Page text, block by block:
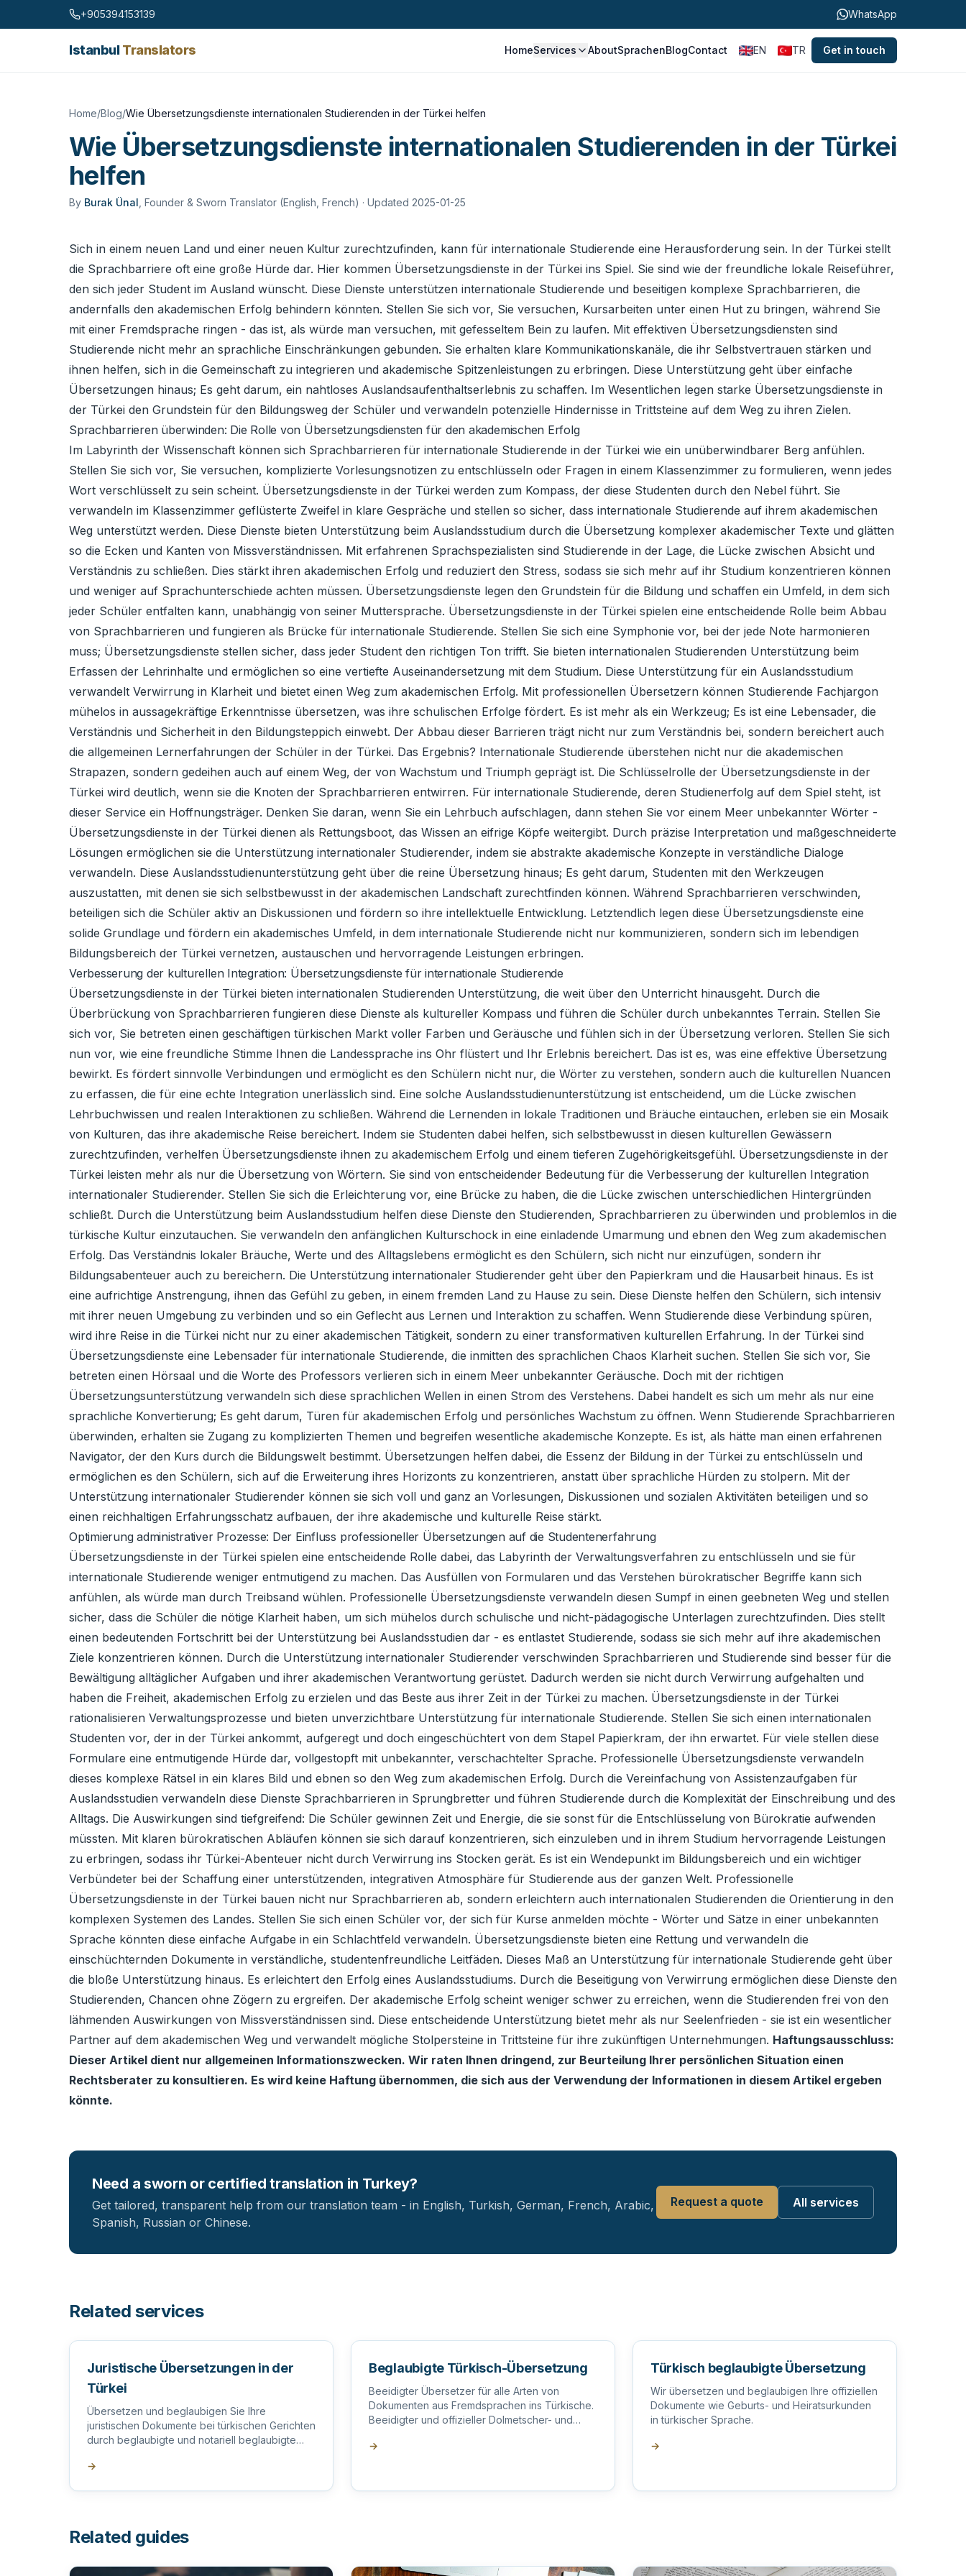
Skip to content +905394153139 WhatsApp
IstanbulTranslators HomeServices AboutSprachenBlogContact EN TR Get in touch
Home/Blog/Wie Übersetzungsdienste internationalen Studierenden in der Türkei helfen
Wie Übersetzungsdienste internationalen Studierenden in der Türkei
helfen
By Burak Ünal Founder & Sworn Translator (English, French) · Updated 2025-01-25
Sich in einem neuen Land und einer neuen Kultur zurechtzufinden, kann für internationale Studierende eine Herausforderung sein. In der Türkei stellt
die Sprachbarriere oft eine große Hürde dar. Hier kommen Übersetzungsdienste in der Türkei ins Spiel. Sie sind wie der freundliche lokale Reiseführer,
den sich jeder Student im Ausland wünscht. Diese Dienste unterstützen internationale Studierende und beseitigen komplexe Sprachbarrieren, die
andernfalls den akademischen Erfolg behindern könnten. Stellen Sie sich vor, Sie versuchen, Kursarbeiten unter einen Hut zu bringen, während Sie
mit einer Fremdsprache ringen - das ist, als würde man versuchen, mit gefesseltem Bein zu laufen. Mit effektiven Übersetzungsdiensten sind
Studierende nicht mehr an sprachliche Einschränkungen gebunden. Sie erhalten klare Kommunikationskanäle, die ihr Selbstvertrauen stärken und
ihnen helfen, sich in die Gemeinschaft zu integrieren und akademische Spitzenleistungen zu erbringen. Diese Unterstützung geht über einfache
Übersetzungen hinaus; Es geht darum, ein nahtloses Auslandsaufenthaltserlebnis zu schaffen. Im Wesentlichen legen starke Übersetzungsdienste in
der Türkei den Grundstein für den Bildungsweg der Schüler und verwandeln potenzielle Hindernisse in Trittsteine ​​auf dem Weg zu ihren Zielen.
Sprachbarrieren überwinden: Die Rolle von Übersetzungsdiensten für den akademischen Erfolg
Im Labyrinth der Wissenschaft können sich Sprachbarrieren für internationale Studierende in der Türkei wie ein unüberwindbarer Berg anfühlen.
Stellen Sie sich vor, Sie versuchen, komplizierte Vorlesungsnotizen zu entschlüsseln oder Fragen in einem Klassenzimmer zu formulieren, wenn jedes
Wort verschlüsselt zu sein scheint. Übersetzungsdienste in der Türkei werden zum Kompass, der diese Studenten durch den Nebel führt. Sie
verwandeln im Klassenzimmer geflüsterte Zweifel in klare Gespräche und stellen so sicher, dass internationale Studierende auf ihrem akademischen
Weg unterstützt werden. Diese Dienste bieten Unterstützung beim Auslandsstudium durch die Übersetzung komplexer akademischer Texte und glätten
so die Ecken und Kanten von Missverständnissen. Mit erfahrenen Sprachspezialisten sind Studierende in der Lage, die Lücke zwischen Absicht und
Verständnis zu schließen. Dies stärkt ihren akademischen Erfolg und reduziert den Stress, sodass sie sich mehr auf ihr Studium konzentrieren können
und weniger auf Sprachunterschiede achten müssen. Übersetzungsdienste legen den Grundstein für die Bildung und schaffen ein Umfeld, in dem sich
jeder Schüler entfalten kann, unabhängig von seiner Muttersprache. Übersetzungsdienste in der Türkei spielen eine entscheidende Rolle beim Abbau
von Sprachbarrieren und fungieren als Brücke für internationale Studierende. Stellen Sie sich eine Symphonie vor, bei der jede Note harmonieren
muss; Übersetzungsdienste stellen sicher, dass jeder Student den richtigen Ton trifft. Sie bieten internationalen Studierenden Unterstützung beim
Erfassen der Lehrinhalte und ermöglichen so eine vertiefte Auseinandersetzung mit dem Studium. Diese Unterstützung für ein Auslandsstudium
verwandelt Verwirrung in Klarheit und bietet einen Weg zum akademischen Erfolg. Mit professionellen Übersetzern können Studierende Fachjargon
mühelos in aussagekräftige Erkenntnisse übersetzen, was ihre schulischen Erfolge fördert. Es ist mehr als ein Werkzeug; Es ist eine Lebensader, die
Verständnis und Sicherheit in den Bildungsteppich einwebt. Der Abbau dieser Barrieren trägt nicht nur zum Verständnis bei, sondern bereichert auch
die allgemeinen Lernerfahrungen der Schüler in der Türkei. Das Ergebnis? Internationale Studierende überstehen nicht nur die akademischen
Strapazen, sondern gedeihen auch auf einem Weg, der von Wachstum und Triumph geprägt ist. Die Schlüsselrolle der Übersetzungsdienste in der
Türkei wird deutlich, wenn sie die Knoten der Sprachbarrieren entwirren. Für internationale Studierende, deren Studienerfolg auf dem Spiel steht, ist
dieser Service ein Hoffnungsträger. Denken Sie daran, wenn Sie ein Lehrbuch aufschlagen, dann stehen Sie vor einem Meer unbekannter Wörter -
Übersetzungsdienste in der Türkei dienen als Rettungsboot, das Wissen an eifrige Köpfe weitergibt. Durch präzise Interpretation und maßgeschneiderte
Lösungen ermöglichen sie die Unterstützung internationaler Studierender, indem sie abstrakte akademische Konzepte in verständliche Dialoge
verwandeln. Diese Auslandsstudienunterstützung geht über die reine Übersetzung hinaus; Es geht darum, Studenten mit den Werkzeugen
auszustatten, mit denen sie sich selbstbewusst in der akademischen Landschaft zurechtfinden können. Während Sprachbarrieren verschwinden,
beteiligen sich die Schüler aktiv an Diskussionen und fördern so ihre intellektuelle Entwicklung. Letztendlich legen diese Übersetzungsdienste eine
solide Grundlage und fördern ein akademisches Umfeld, in dem internationale Studierende nicht nur kommunizieren, sondern sich im lebendigen
Bildungsbereich der Türkei vernetzen, austauschen und hervorragende Leistungen erbringen.
Verbesserung der kulturellen Integration: Übersetzungsdienste für internationale Studierende
Übersetzungsdienste in der Türkei bieten internationalen Studierenden Unterstützung, die weit über den Unterricht hinausgeht. Durch die
Überbrückung von Sprachbarrieren fungieren diese Dienste als kultureller Kompass und führen die Schüler durch unbekanntes Terrain. Stellen Sie
sich vor, Sie betreten einen geschäftigen türkischen Markt voller Farben und Geräusche und fühlen sich in der Übersetzung verloren. Stellen Sie sich
nun vor, wie eine freundliche Stimme Ihnen die Landessprache ins Ohr flüstert und Ihr Erlebnis bereichert. Das ist es, was eine effektive Übersetzung
bewirkt. Es fördert sinnvolle Verbindungen und ermöglicht es den Schülern nicht nur, die Wörter zu verstehen, sondern auch die kulturellen Nuancen
zu erfassen, die für eine echte Integration unerlässlich sind. Eine solche Auslandsstudienunterstützung ist entscheidend, um die Lücke zwischen
Lehrbuchwissen und realen Interaktionen zu schließen. Während die Lernenden in lokale Traditionen und Bräuche eintauchen, erleben sie ein Mosaik
von Kulturen, das ihre akademische Reise bereichert. Indem sie Studenten dabei helfen, sich selbstbewusst in diesen kulturellen Gewässern
zurechtzufinden, verhelfen Übersetzungsdienste ihnen zu akademischem Erfolg und einem tieferen Zugehörigkeitsgefühl. Übersetzungsdienste in der
Türkei leisten mehr als nur die Übersetzung von Wörtern. Sie sind von entscheidender Bedeutung für die Verbesserung der kulturellen Integration
internationaler Studierender. Stellen Sie sich die Erleichterung vor, eine Brücke zu haben, die die Lücke zwischen unterschiedlichen Hintergründen
schließt. Durch die Unterstützung beim Auslandsstudium helfen diese Dienste den Studierenden, Sprachbarrieren zu überwinden und problemlos in die
türkische Kultur einzutauchen. Sie verwandeln den anfänglichen Kulturschock in eine einladende Umarmung und ebnen den Weg zum akademischen
Erfolg. Das Verständnis lokaler Bräuche, Werte und des Alltagslebens ermöglicht es den Schülern, sich nicht nur einzufügen, sondern ihr
Bildungsabenteuer auch zu bereichern. Die Unterstützung internationaler Studierender geht über den Papierkram und die Hausarbeit hinaus. Es ist
eine aufrichtige Anstrengung, ihnen das Gefühl zu geben, in einem fremden Land zu Hause zu sein. Diese Dienste helfen den Schülern, sich intensiv
mit ihrer neuen Umgebung zu verbinden und so ein Geflecht aus Lernen und Interaktion zu schaffen. Wenn Studierende diese Verbindung spüren,
wird ihre Reise in die Türkei nicht nur zu einer akademischen Tätigkeit, sondern zu einer transformativen kulturellen Erfahrung. In der Türkei sind
Übersetzungsdienste eine Lebensader für internationale Studierende, die inmitten des sprachlichen Chaos Klarheit suchen. Stellen Sie sich vor, Sie
betreten einen Hörsaal und die Worte des Professors verlieren sich in einem Meer unbekannter Geräusche. Doch mit der richtigen
Übersetzungsunterstützung verwandeln sich diese sprachlichen Wellen in einen Strom des Verstehens. Dabei handelt es sich um mehr als nur eine
sprachliche Konvertierung; Es geht darum, Türen für akademischen Erfolg und persönliches Wachstum zu öffnen. Wenn Studierende Sprachbarrieren
überwinden, erhalten sie Zugang zu komplizierten Themen und begreifen wesentliche akademische Konzepte. Es ist, als hätte man einen erfahrenen
Navigator, der den Kurs durch die Bildungswelt bestimmt. Übersetzungen helfen dabei, die Essenz der Bildung in der Türkei zu entschlüsseln und
ermöglichen es den Schülern, sich auf die Erweiterung ihres Horizonts zu konzentrieren, anstatt über sprachliche Hürden zu stolpern. Mit der
Unterstützung internationaler Studierender können sie sich voll und ganz an Vorlesungen, Diskussionen und sozialen Aktivitäten beteiligen und so
einen reichhaltigen Erfahrungsschatz aufbauen, der ihre akademische und kulturelle Reise stärkt.
Optimierung administrativer Prozesse: Der Einfluss professioneller Übersetzungen auf die Studentenerfahrung
Übersetzungsdienste in der Türkei spielen eine entscheidende Rolle dabei, das Labyrinth der Verwaltungsverfahren zu entschlüsseln und sie für
internationale Studierende weniger entmutigend zu machen. Das Ausfüllen von Formularen und das Verstehen bürokratischer Begriffe kann sich
anfühlen, als würde man durch Treibsand wühlen. Professionelle Übersetzungsdienste verwandeln diesen Sumpf in einen geebneten Weg und stellen
sicher, dass die Schüler die nötige Klarheit haben, um sich mühelos durch schulische und nicht-pädagogische Unterlagen zurechtzufinden. Dies stellt
einen bedeutenden Fortschritt bei der Unterstützung bei Auslandsstudien dar - es entlastet Studierende, sodass sie sich mehr auf ihre akademischen
Ziele konzentrieren können. Durch die Unterstützung internationaler Studierender verschwinden Sprachbarrieren und Studierende sind besser für die
Bewältigung alltäglicher Aufgaben und ihrer akademischen Verantwortung gerüstet. Dadurch werden sie nicht durch Verwirrung aufgehalten und
haben die Freiheit, akademischen Erfolg zu erzielen und das Beste aus ihrer Zeit in der Türkei zu machen. Übersetzungsdienste in der Türkei
rationalisieren Verwaltungsprozesse und bieten unverzichtbare Unterstützung für internationale Studierende. Stellen Sie sich einen internationalen
Studenten vor, der in der Türkei ankommt, aufgeregt und doch eingeschüchtert von dem Stapel Papierkram, der ihn erwartet. Für viele stellen diese
Formulare eine entmutigende Hürde dar, vollgestopft mit unbekannter, verschachtelter Sprache. Professionelle Übersetzungsdienste verwandeln
dieses komplexe Rätsel in ein klares Bild und ebnen so den Weg zum akademischen Erfolg. Durch die Vereinfachung von Assistenzaufgaben für
Auslandsstudien verwandeln diese Dienste Sprachbarrieren in Sprungbretter und führen Studierende durch die Komplexität der Einschreibung und des
Alltags. Die Auswirkungen sind tiefgreifend: Die Schüler gewinnen Zeit und Energie, die sie sonst für die Entschlüsselung von Bürokratie aufwenden
müssten. Mit klaren bürokratischen Abläufen können sie sich darauf konzentrieren, sich einzuleben und in ihrem Studium hervorragende Leistungen
zu erbringen, sodass ihr Türkei-Abenteuer nicht durch Verwirrung ins Stocken gerät. Es ist ein Wendepunkt im Bildungsbereich und ein wichtiger
Verbündeter bei der Schaffung einer unterstützenden, integrativen Atmosphäre für Studierende aus der ganzen Welt. Professionelle
Übersetzungsdienste in der Türkei bauen nicht nur Sprachbarrieren ab, sondern erleichtern auch internationalen Studierenden die Orientierung in den
komplexen Systemen des Landes. Stellen Sie sich einen Schüler vor, der sich für Kurse anmelden möchte - Wörter und Sätze in einer unbekannten
Sprache könnten diese einfache Aufgabe in ein Schlachtfeld verwandeln. Übersetzungsdienste bieten eine Rettung und verwandeln die
einschüchternden Dokumente in verständliche, studentenfreundliche Leitfäden. Dieses Maß an Unterstützung für internationale Studierende geht über
die bloße Unterstützung hinaus. Es erleichtert den Erfolg eines Auslandsstudiums. Durch die Beseitigung von Verwirrung ermöglichen diese Dienste den
Studierenden, Chancen ohne Zögern zu ergreifen. Der akademische Erfolg scheint weniger schwer zu erreichen, wenn die Studierenden frei von den
lähmenden Auswirkungen von Missverständnissen sind. Diese entscheidende Unterstützung bietet mehr als nur Seelenfrieden - sie ist ein wesentlicher
Partner auf dem akademischen Weg und verwandelt mögliche Stolpersteine ​​in Trittsteine ​​für ihre zukünftigen Unternehmungen. Haftungsausschluss:
Dieser Artikel dient nur allgemeinen Informationszwecken. Wir raten Ihnen dringend, zur Beurteilung Ihrer persönlichen Situation einen
Rechtsberater zu konsultieren. Es wird keine Haftung übernommen, die sich aus der Verwendung der Informationen in diesem Artikel ergeben
könnte.
Need a sworn or certified translation in Turkey?
Get tailored, transparent help from our translation team - in English, Turkish, German, French, Arabic,
Spanish, Russian or Chinese.
Request a quote All services
Related services
Juristische Übersetzungen in der
Türkei
Übersetzen und beglaubigen Sie Ihre
juristischen Dokumente bei türkischen Gerichten
durch beglaubigte und notariell beglaubigte
→
Beglaubigte Türkisch-Übersetzung
Beeidigter Übersetzer für alle Arten von
Dokumenten aus Fremdsprachen ins Türkische.
Beeidigter und offizieller Dolmetscher- und
→
Türkisch beglaubigte Übersetzung
Wir übersetzen und beglaubigen Ihre offiziellen
Dokumente wie Geburts- und Heiratsurkunden
in türkischer Sprache.
→
Related guides